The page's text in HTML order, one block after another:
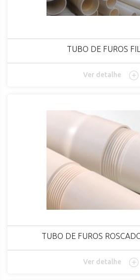
TUBO DE FUROS
Ver detalhe
TUBO DE FUROS
Ver detalhe